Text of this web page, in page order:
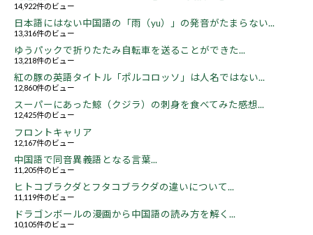
14,922件のビュー
日本語にはない中国語の「雨（yu）」の発音がたまらない...
13,316件のビュー
ゆうパックで折りたたみ自転車を送ることができた...
13,218件のビュー
紅の豚の英語タイトル「ポルコロッソ」は人名ではない...
12,860件のビュー
スーパーにあった鯨（クジラ）の刺身を食べてみた感想...
12,425件のビュー
フロントキャリア
12,167件のビュー
中国語で同音異義語となる言葉...
11,205件のビュー
ヒトコブラクダとフタコブラクダの違いについて...
11,119件のビュー
ドラゴンボールの漫画から中国語の読み方を解く...
10,105件のビュー